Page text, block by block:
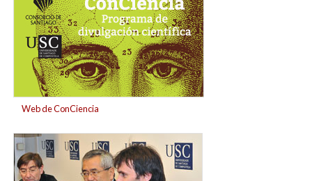
Web de ConCiencia
ei-